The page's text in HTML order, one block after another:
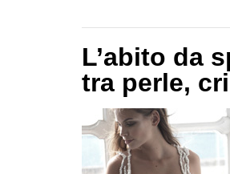
L’abito da
tra perle,